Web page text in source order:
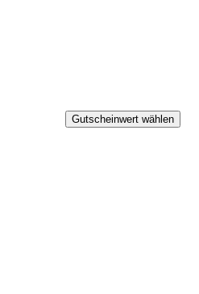
Gutscheinwert wählen